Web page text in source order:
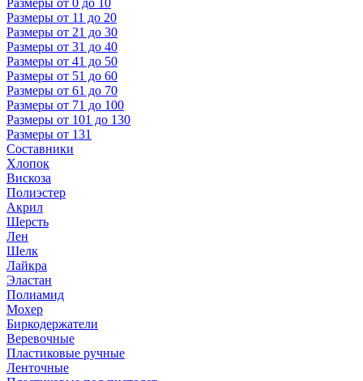
Размеры от 0 до 10
Размеры от 11 до 20
Размеры от 21 до 30
Размеры от 31 до 40
Размеры от 41 до 50
Размеры от 51 до 60
Размеры от 61 до 70
Размеры от 71 до 100
Размеры от 101 до 130
Размеры от 131
Составники
Хлопок
Вискоза
Полиэстер
Акрил
Шерсть
Лен
Шелк
Лайкра
Эластан
Полиамид
Мохер
Биркодержатели
Веревочные
Пластиковые ручные
Ленточные